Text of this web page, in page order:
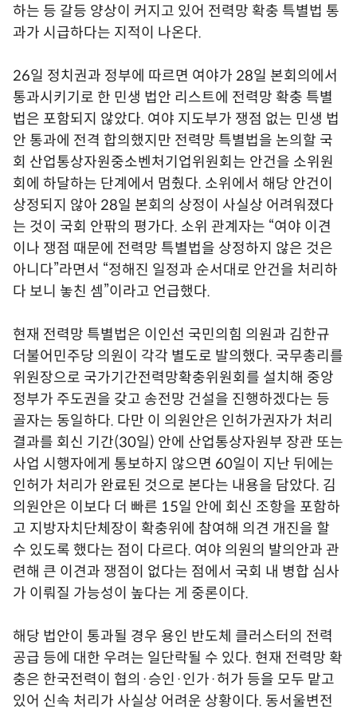
하는 등 갈등 양상이 커지고 있어 전력망 확충 특별법 통
과가 시급하다는 지적이 나온다.
26일 정치권과 정부에 따르면 여야가 28일 본회의에서
통과시키기로 한 민생 법안 리스트에 전력망 확충 특별
법은 포함되지 않았다. 여야 지도부가 쟁점 없는 민생 법
안 통과에 전격 합의했지만 전력망 특별법을 논의할 국
회 산업통상자원중소벤처기업위원회는 안건을 소위원
회에 하달하는 단계에서 멈췄다. 소위에서 해당 안건이
상정되지 않아 28일 본회의 상정이 사실상 어려워졌다
는 것이 국회 안팎의 평가다. 소위 관계자는 “여야 이견
이나 쟁점 때문에 전력망 특별법을 상정하지 않은 것은
아니다”라면서 “정해진 일정과 순서대로 안건을 처리하
다 보니 놓친 셈”이라고 언급했다.
현재 전력망 특별법은 이인선 국민의힘 의원과 김한규
더불어민주당 의원이 각각 별도로 발의했다. 국무총리를
위원장으로 국가기간전력망확충위원회를 설치해 중앙
정부가 주도권을 갖고 송전망 건설을 진행하겠다는 등
골자는 동일하다. 다만 이 의원안은 인허가권자가 처리
결과를 회신 기간(30일) 안에 산업통상자원부 장관 또는
사업 시행자에게 통보하지 않으면 60일이 지난 뒤에는
인허가 처리가 완료된 것으로 본다는 내용을 담았다. 김
의원안은 이보다 더 빠른 15일 안에 회신 조항을 포함하
고 지방자치단체장이 확충위에 참여해 의견 개진을 할
수 있도록 했다는 점이 다르다. 여야 의원의 발의안과 관
련해 큰 이견과 쟁점이 없다는 점에서 국회 내 병합 심사
가 이뤄질 가능성이 높다는 게 중론이다.
해당 법안이 통과될 경우 용인 반도체 클러스터의 전력
공급 등에 대한 우려는 일단락될 수 있다. 현재 전력망 확
충은 한국전력이 협의·승인·인가·허가 등을 모두 맡고
있어 신속 처리가 사실상 어려운 상황이다. 동서울변전